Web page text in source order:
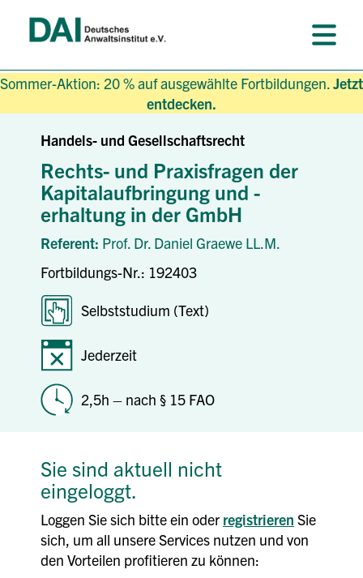
Sommer-Aktion: 20 % auf ausgewählte Fortbildungen.Jetzt
entdecken.
Handels- und Gesellschaftsrecht
Rechts- und Praxisfragen der
Kapitalaufbringung und -
erhaltung in der GmbH
Referent: Prof. Dr. Daniel Graewe LL.M.
Fortbildungs-Nr.: 192403
Selbststudium (Text)
Jederzeit
2,5h – nach § 15 FAO
Sie sind aktuell nicht
eingeloggt.
Loggen Sie sich bitte ein oder registrieren Sie
sich, um all unsere Services nutzen und von
den Vorteilen profitieren zu können: